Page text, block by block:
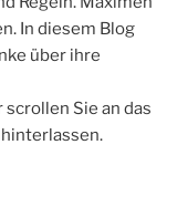
In diesem Blog
über ihre
Sie an das